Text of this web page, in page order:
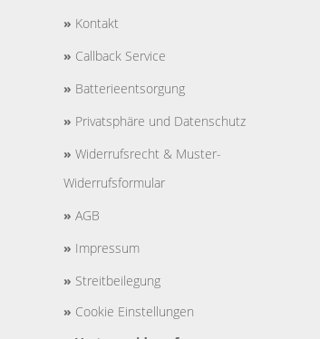
» Kontakt
» Callback Service
» Batterieentsorgung
» Privatsphäre und Datenschutz
» Widerrufsrecht & Muster-
Widerrufsformular
» AGB
» Impressum
» Streitbeilegung
» Cookie Einstellungen